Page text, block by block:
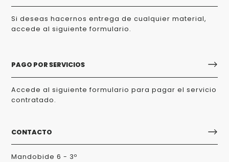
Si deseas hacernos entrega de cualquier material,
accede al siguiente formulario.
PAGO POR SERVICIOS
Accede al siguiente formulario para pagar el servicio
contratado.
CONTACTO
Mandobide 6 - 3º